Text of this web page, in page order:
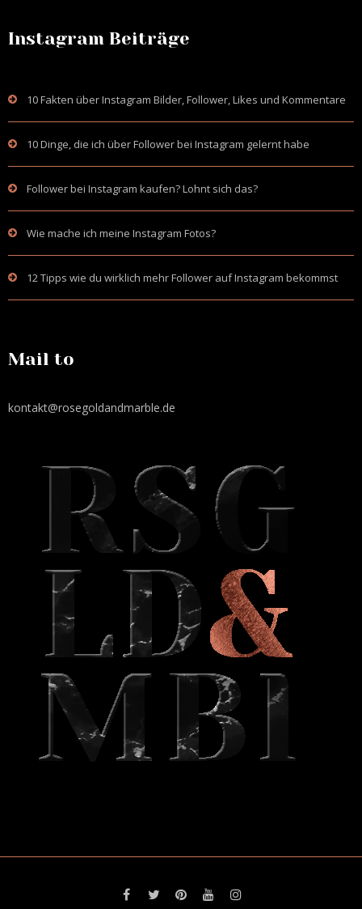
Instagram Beiträge
10 Fakten über Instagram Bilder, Follower, Likes und Kommentare
10 Dinge, die ich über Follower bei Instagram gelernt habe
Follower bei Instagram kaufen? Lohnt sich das?
Wie mache ich meine Instagram Fotos?
12 Tipps wie du wirklich mehr Follower auf Instagram bekommst
Mail to
kontakt@rosegoldandmarble.de